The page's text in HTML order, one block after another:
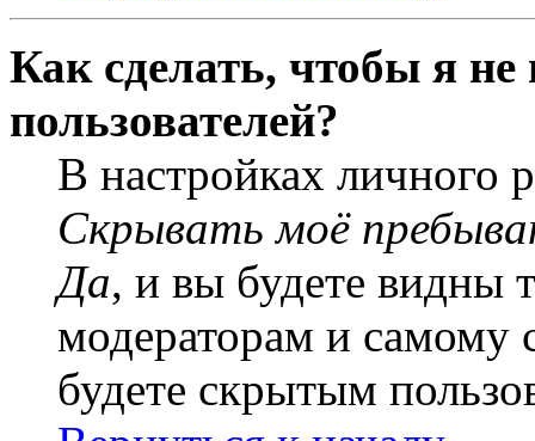
Как сделать, чтобы я
пользователей?
В настройках личного
Скрывать моё
Да, и вы будете видны
модераторам и самому
будете скрытым